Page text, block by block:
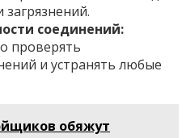
соединений:
проверять
и устранять любые
обяжут